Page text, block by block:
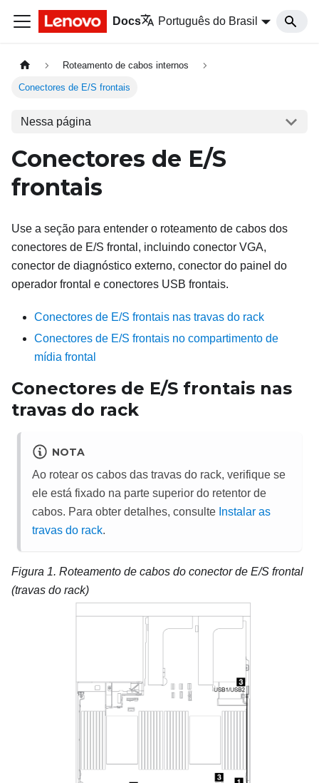
Docs Português do Brasil
Roteamento de cabos internos
Conectores de E/S frontais
Nessa página
Conectores de E/S
frontais
Use a seção para entender o roteamento de cabos dos
conectores de E/S frontal, incluindo conector VGA,
conector de diagnóstico externo, conector do painel do
operador frontal e conectores USB frontais.
Conectores de E/S frontais nas travas do rack
Conectores de E/S frontais no compartimento de
mídia frontal
Conectores de E/S frontais nas
travas do rack
NOTA
Ao rotear os cabos das travas do rack, verifique se
ele está fixado na parte superior do retentor de
cabos. Para obter detalhes, consulte Instalar as
travas do rack.
Figura 1. Roteamento de cabos do conector de E/S frontal
(travas do rack)